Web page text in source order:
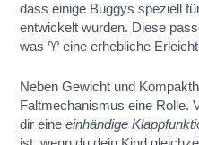
dass einige Buggys speziell
entwickelt wurden. Diese
was ♈ eine erhebliche
Neben Gewicht und
Faltmechanismus eine Rolle.
dir eineeinhändige